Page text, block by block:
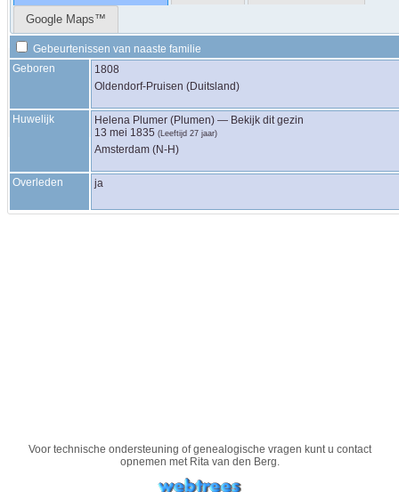
Google Maps™
Gebeurtenissen van naaste familie
Geboren
1808
Oldendorf-Pruisen (Duitsland)
Huwelijk Helena Plumer (Plumen) — Bekijk dit gezin
13 mei 1835 (Leeftijd 27 jaar)
Amsterdam (N-H)
Overleden ja
Voor technische ondersteuning of genealogische vragen kunt u contact
opnemen met Rita van den Berg.